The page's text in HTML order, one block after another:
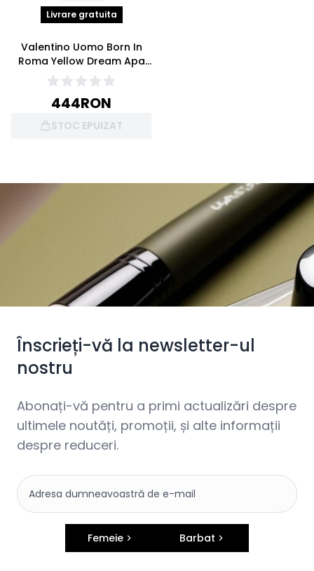
Livrare gratuita
Valentino Uomo Born In
Roma Yellow Dream Apa
de toaleta 50ml
444RON
STOC EPUIZAT
Înscrieți-vă la newsletter-ul
nostru
Abonați-vă pentru a primi actualizări despre
ultimele noutăți, promoții, și alte informații
despre reduceri.
Femeie Barbat